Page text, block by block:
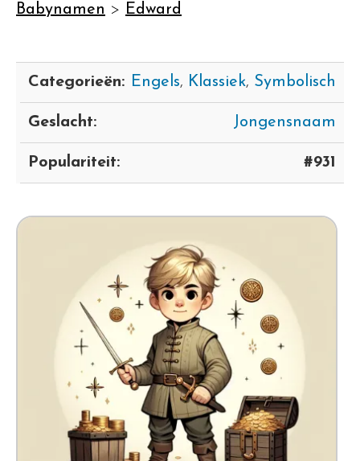
Babynamen > Edward
Categorieën: Engels, Klassiek, Symbolisch
Geslacht: Jongensnaam
Populariteit: #931